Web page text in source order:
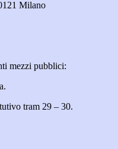
Milano
mezzi pubblici:
tram 29 – 30.